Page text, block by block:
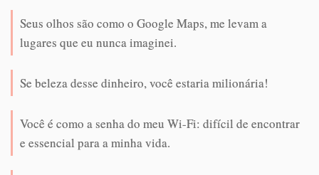
Seus olhos são como o Google Maps, me levam a
lugares que eu nunca imaginei.
Se beleza desse dinheiro, você estaria milionária!
Você é como a senha do meu Wi-Fi: difícil de encontrar
e essencial para a minha vida.